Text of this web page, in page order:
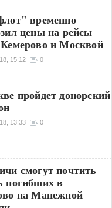
временно
цены на рейсы
и Москвой
15:12 0
пройдет донорский
13:33 0
смогут почтить
погибших в
на Манежной